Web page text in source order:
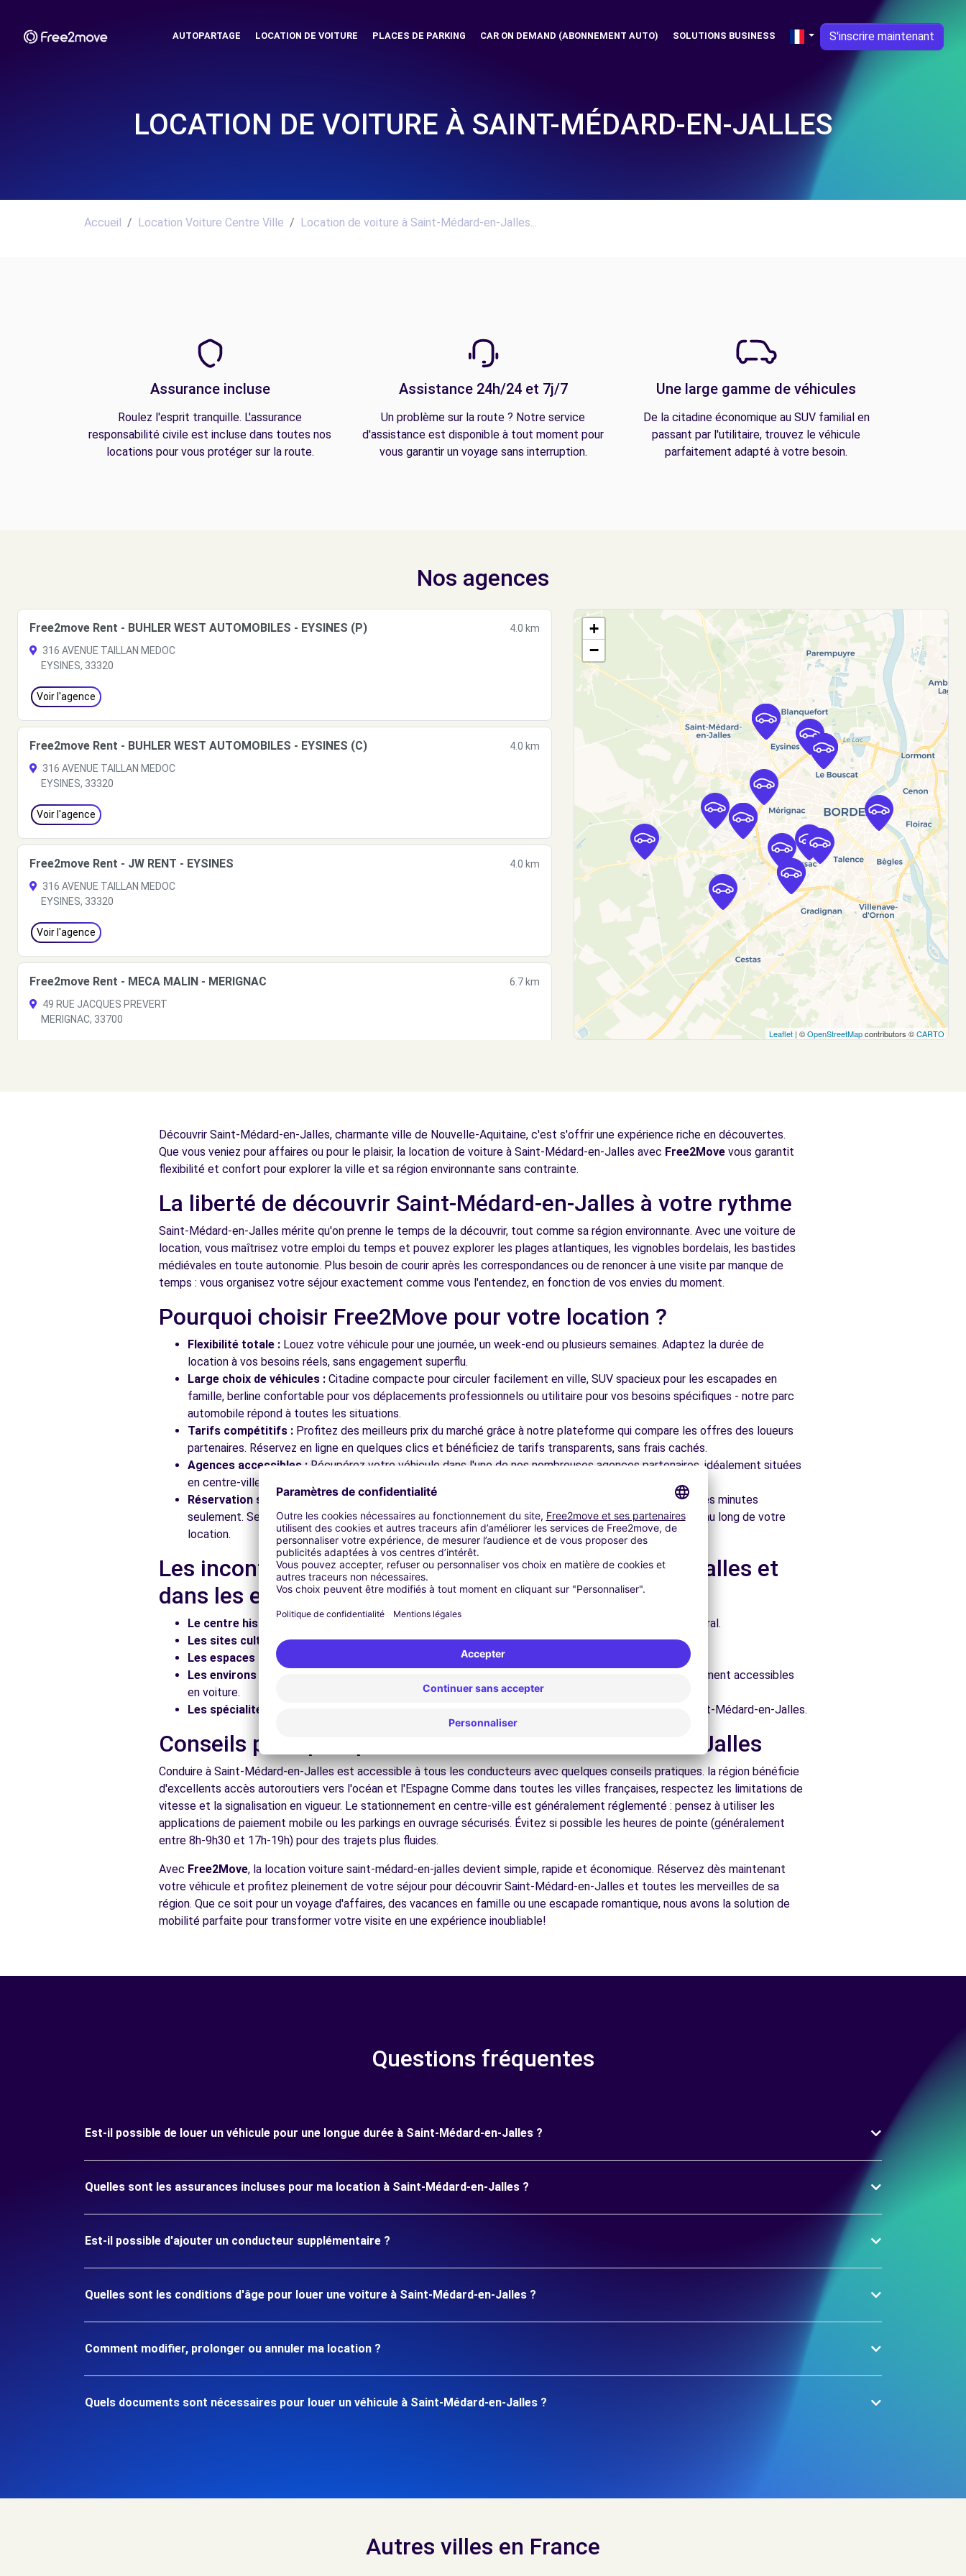
AUTOPARTAGE LOCATION DE VOITURE PLACES DE PARKING CAR ON DEMAND (ABONNEMENT AUTO) SOLUTIONS BUSINESS S'inscrire maintenant
LOCATION DE VOITURE À SAINT-MÉDARD-EN-JALLES
Accueil Location Voiture Centre Ville Location de voiture à Saint-Médard-en-Jalles...
Assurance incluse
Roulez l'esprit tranquille. L'assurance
responsabilité civile est incluse dans toutes nos
locations pour vous protéger sur la route.
Assistance 24h/24 et 7j/7
Un problème sur la route ? Notre service
d'assistance est disponible à tout moment pour
vous garantir un voyage sans interruption.
Une large gamme de véhicules
De la citadine économique au SUV familial en
passant par l'utilitaire, trouvez le véhicule
parfaitement adapté à votre besoin.
Nos agences
Free2move Rent - BUHLER WEST AUTOMOBILES - EYSINES (P)
4.0 km
316 AVENUE TAILLAN MEDOC
EYSINES, 33320
Voir l'agence
Free2move Rent - BUHLER WEST AUTOMOBILES - EYSINES (C)
4.0 km
316 AVENUE TAILLAN MEDOC
EYSINES, 33320
Voir l'agence
Free2move Rent - JW RENT - EYSINES
4.0 km
316 AVENUE TAILLAN MEDOC
EYSINES, 33320
Voir l'agence
Free2move Rent - MECA MALIN - MERIGNAC
6.7 km
49 RUE JACQUES PREVERT
MERIGNAC, 33700
Free2move Rent - S&You - MERIGNAC (D)
8.4 km
Free2move Rent - S&You - MERIGNAC (C)
8.4 km
Free2move Rent - S&You - LE BOUSCAT (C)
8.7 km
AVENUE DE LA LIBERATION CHARLES DE GAULLE
Voir toutes les agences
+
−
Leaflet | ©OpenStreetMapcontributors ©CARTO
Découvrir Saint-Médard-en-Jalles, charmante ville de Nouvelle-Aquitaine, c'est s'offrir une expérience riche en découvertes.
Que vous veniez pour affaires ou pour le plaisir, la location de voiture à Saint-Médard-en-Jalles avec Free2Move vous garantit
flexibilité et confort pour explorer la ville et sa région environnante sans contrainte.
La liberté de découvrir Saint-Médard-en-Jalles à votre rythme
Saint-Médard-en-Jalles mérite qu'on prenne le temps de la découvrir, tout comme sa région environnante. Avec une voiture de
location, vous maîtrisez votre emploi du temps et pouvez explorer les plages atlantiques, les vignobles bordelais, les bastides
médiévales en toute autonomie. Plus besoin de courir après les correspondances ou de renoncer à une visite par manque de
temps : vous organisez votre séjour exactement comme vous l'entendez, en fonction de vos envies du moment.
Pourquoi choisir Free2Move pour votre location ?
Flexibilité totale : Louez votre véhicule pour une journée, un week-end ou plusieurs semaines. Adaptez la durée de
location à vos besoins réels, sans engagement superflu.
Large choix de véhicules : Citadine compacte pour circuler facilement en ville, SUV spacieux pour les escapades en
famille, berline confortable pour vos déplacements professionnels ou utilitaire pour vos besoins spécifiques - notre parc
automobile répond à toutes les situations.
Tarifs compétitifs : Profitez des meilleurs prix du marché grâce à notre plateforme qui compare les offres des loueurs
partenaires. Réservez en ligne en quelques clics et bénéficiez de tarifs transparents, sans frais cachés.
Agences accessibles : Récupérez votre véhicule dans l'une de nos nombreuses agences partenaires, idéalement situées
en centre-ville, en gare ou près des aéroports pour faciliter le démarrage de votre séjour.
Réservation simplifiée :Notre plateforme intuitive vous permet de réserver votre véhicule en quelques minutes
seulement. Service client disponible pour répondre à toutes vos questions et vous accompagner tout au long de votre
location.
Les incontournables à découvrir à Saint-Médard-en-Jalles et
dans les environs
Le centre historique :
Flânez dans les ruelles du cœur de ville et découvrez son patrimoine architectural.
Les sites culturels :Visitez les musées et monuments qui font la richesse de Saint-Médard-en-Jalles.
Les espaces naturels :
Profitez des parcs et jardins pour une pause détente en pleine nature.
Les environs :
Explorez les plages atlantiques, les vignobles bordelais, les bastides médiévales, facilement accessibles
en voiture.
Les spécialités locales :
Découvrez la gastronomie régionale dans les restaurants et marchés de Saint-Médard-en-Jalles.
Conseils pratiques pour conduire à Saint-Médard-en-Jalles
Conduire à Saint-Médard-en-Jalles est accessible à tous les conducteurs avec quelques conseils pratiques. la région bénéficie
d'excellents accès autoroutiers vers l'océan et l'Espagne Comme dans toutes les villes françaises, respectez les limitations de
vitesse et la signalisation en vigueur. Le stationnement en centre-ville est généralement réglementé : pensez à utiliser les
applications de paiement mobile ou les parkings en ouvrage sécurisés. Évitez si possible les heures de pointe (généralement
entre 8h-9h30 et 17h-19h) pour des trajets plus fluides.
Avec Free2Move, la location voiture saint-médard-en-jalles devient simple, rapide et économique. Réservez dès maintenant
votre véhicule et profitez pleinement de votre séjour pour découvrir Saint-Médard-en-Jalles et toutes les merveilles de sa
région. Que ce soit pour un voyage d'affaires, des vacances en famille ou une escapade romantique, nous avons la solution de
mobilité parfaite pour transformer votre visite en une expérience inoubliable!
Questions fréquentes
Est-il possible de louer un véhicule pour une longue durée à Saint-Médard-en-Jalles ?
Quelles sont les assurances incluses pour ma location à Saint-Médard-en-Jalles ?
Est-il possible d'ajouter un conducteur supplémentaire ?
Quelles sont les conditions d'âge pour louer une voiture à Saint-Médard-en-Jalles ?
Comment modifier, prolonger ou annuler ma location ?
Quels documents sont nécessaires pour louer un véhicule à Saint-Médard-en-Jalles ?
Autres villes en France